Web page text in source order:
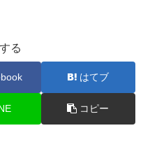
る
はてブ
コピー